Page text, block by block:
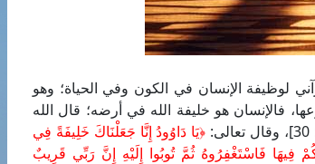
لوظيفة الإنسان في الكون وفي الحياة؛ وهو
فالإنسان هو خليفة الله في أرضه؛ قال الله
﴿يَا دَاوُودُ إِنَّا جَعَلْنَاكَ خَلِيفَةً فِي
فَاسْتَغْفِرُوهُ ثُمَّ تُوبُوا إِلَيْهِ إِنَّ رَبِّي قَرِيبٌ